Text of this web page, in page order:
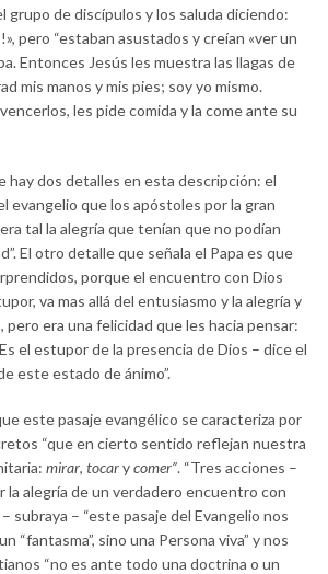
grupo de discípulos y los saluda diciendo:
pero “estaban asustados y creían «ver un
Entonces Jesús les muestra las llagas de
mis manos y mis pies; soy yo mismo.
les pide comida y la come ante su
hay dos detalles en esta descripción: el
evangelio que los apóstoles por la gran
tal la alegría que tenían que no podían
El otro detalle que señala el Papa es que
porque el encuentro con Dios
va mas allá del entusiasmo y la alegría y
era una felicidad que les hacia pensar:
el estupor de la presencia de Dios – dice el
este estado de ánimo”.
este pasaje evangélico se caracteriza por
“que en cierto sentido reflejan nuestra
mirar, tocarycomer”. “Tres acciones –
la alegría de un verdadero encuentro con
– subraya – “este pasaje del Evangelio nos
“fantasma”, sino una Persona viva” y nos
“no es ante todo una doctrina o un